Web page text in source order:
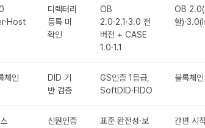
디렉터리
등록 미
확인
OB
2.0·2.1·3.0 전
버전 + CASE
1.0·1.1
OB
할
체인
DID 기
반 검증
GS인증 1등급,
SoftDID·FIDO
블록체
신원인증
표준 완전성·보
간편 시